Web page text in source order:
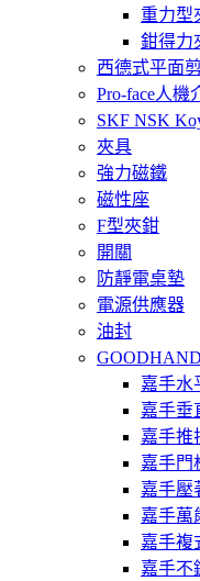
重力型
鉗得力
西德式平面
Pro-face人機
SKF NSK
夾具
強力磁鐵
磁性座
F型夾鉗
開關
防靜電桌墊
電源供應器
油封
嘉手水
嘉手垂
嘉手推
嘉手門
嘉手壓
嘉手萬
嘉手複
嘉手不